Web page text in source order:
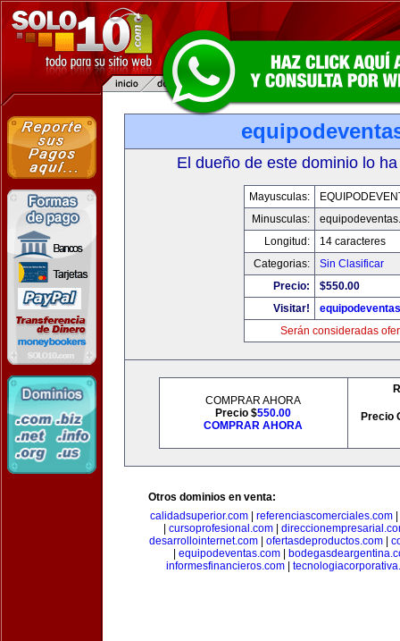
El dueño de este dominio lo
Mayusculas:
Minusculas:
Longitud:
14 caracteres
Categorias:
Sin Clasificar
Precio:
$550.00
Visitar!
Serán consideradas
COMPRAR AHORA
Precio $550.00
COMPRAR AHORA
Precio
Otros dominios en venta:
calidadsuperior.com| referenciascomerciales.com|
cursoprofesional.com|
desarrollointernet.com| ofertasdeproductos.com|
equipodeventas.com
informesfinancieros.com